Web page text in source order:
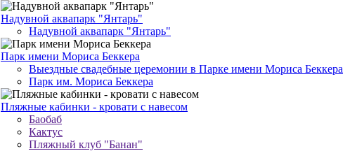
Надувной аквапарк "Янтарь"
Надувной аквапарк "Янтарь"
Парк имени Мориса Беккера
Выездные свадебные церемонии в Парке имени Мориса Беккера
Парк им. Мориса Беккера
Пляжные кабинки - кровати с навесом
Баобаб
Кактус
Пляжный клуб "Банан"